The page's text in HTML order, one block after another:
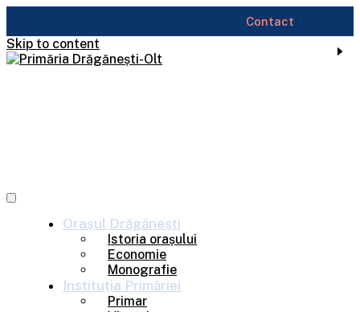
Skip to content
Orașul Drăgănești
Istoria orașului
Economie
Monografie
Instituția Primăriei
Primar
Contact